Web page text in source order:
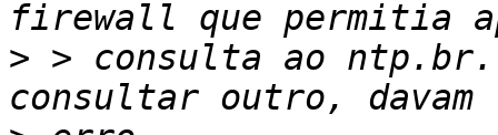
> > consulta ao ntp.br.